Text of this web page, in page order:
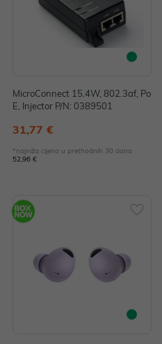
MicroConnect 15.4W, 802.3af, Po
E, Injector P/N: 0389501
31,77 €
*najniža cijena u prethodnih 30 dana
52,96 €